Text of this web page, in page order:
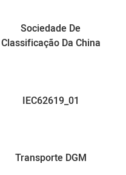
Sociedade De
Classificação Da China
IEC62619_01
Transporte DGM